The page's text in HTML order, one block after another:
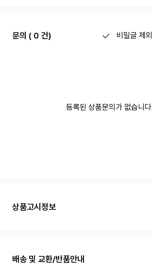
문의 ( 0 건) 비밀글 제외
등록된 상품문의가 없습니다
상품고시정보
배송 및 교환/반품안내